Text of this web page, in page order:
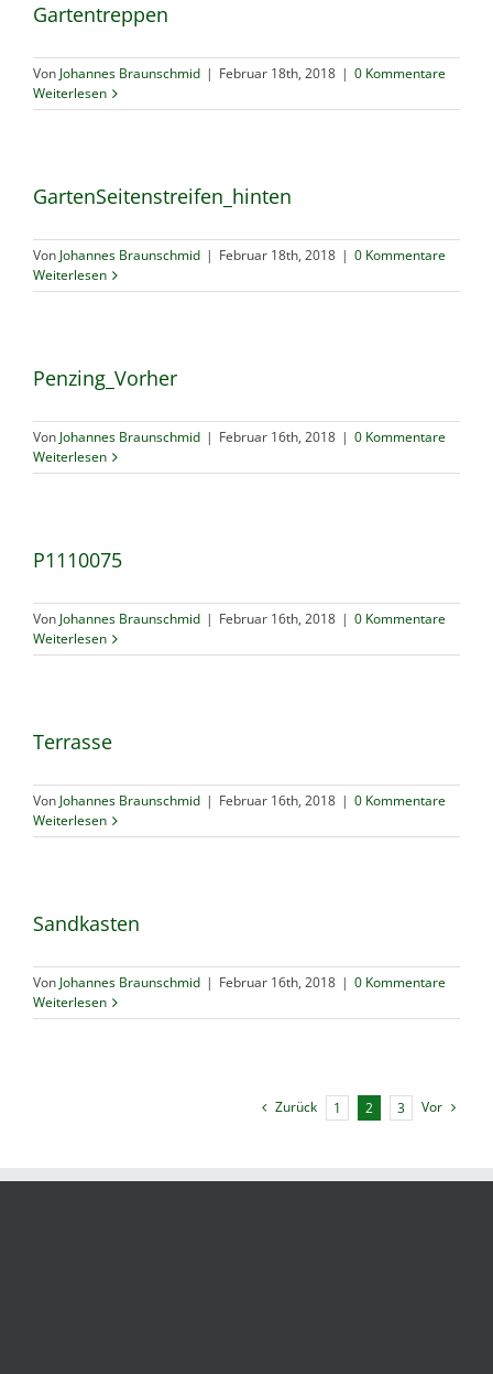
Gartentreppen
Von Johannes Braunschmid | Februar 18th, 2018 | 0 Kommentare
Weiterlesen
GartenSeitenstreifen_hinten
Von Johannes Braunschmid | Februar 18th, 2018 | 0 Kommentare
Weiterlesen
Penzing_Vorher
Von Johannes Braunschmid | Februar 16th, 2018 | 0 Kommentare
Weiterlesen
P1110075
Von Johannes Braunschmid | Februar 16th, 2018 | 0 Kommentare
Weiterlesen
Terrasse
Von Johannes Braunschmid | Februar 16th, 2018 | 0 Kommentare
Weiterlesen
Sandkasten
Von Johannes Braunschmid | Februar 16th, 2018 | 0 Kommentare
Weiterlesen
Zurück 1 2 3 Vor